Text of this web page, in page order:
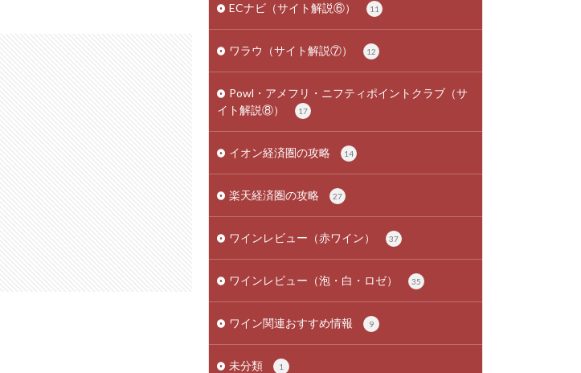
ECナビ（サイト解説⑥） 11
ワラウ（サイト解説⑦） 12
Powl・アメフリ・ニフティポイントクラブ（サ
イト解説⑧）
17
イオン経済圏の攻略 14
楽天経済圏の攻略 27
ワインレビュー（赤ワイン） 37
ワインレビュー（泡・白・ロゼ） 35
ワイン関連おすすめ情報 9
未分類 1